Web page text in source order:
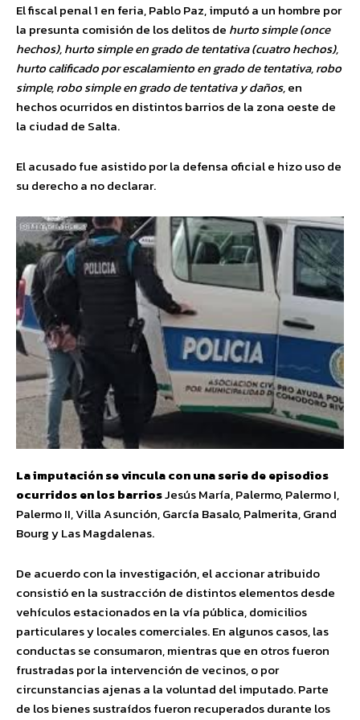
El fiscal penal 1 en feria, Pablo Paz, imputó a un hombre por
la presunta comisión de los delitos de hurto simple (once
hechos), hurto simple en grado de tentativa (cuatro hechos),
hurto calificado por escalamiento en grado de tentativa, robo
simple, robo simple en grado de tentativa y daños,en
hechos ocurridos en distintos barrios de la zona oeste de
la ciudad de Salta.
El acusado fue asistido por la defensa oficial e hizo uso de
su derecho a no declarar.
La imputación se vincula con una serie de episodios
ocurridos en los barriosJesús María, Palermo, Palermo I,
Palermo II, Villa Asunción, García Basalo, Palmerita, Grand
Bourg y Las Magdalenas.
De acuerdo con la investigación, el accionar atribuido
consistió en la sustracción de distintos elementos desde
vehículos estacionados en la vía pública, domicilios
particulares y locales comerciales. En algunos casos, las
conductas se consumaron, mientras que en otros fueron
frustradas por la intervención de vecinos, o por
circunstancias ajenas a la voluntad del imputado. Parte
de los bienes sustraídos fueron recuperados durante los